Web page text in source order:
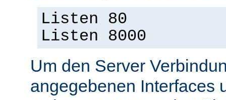
Listen 80
Listen 8000
Um den Server
angegebenen Interfaces